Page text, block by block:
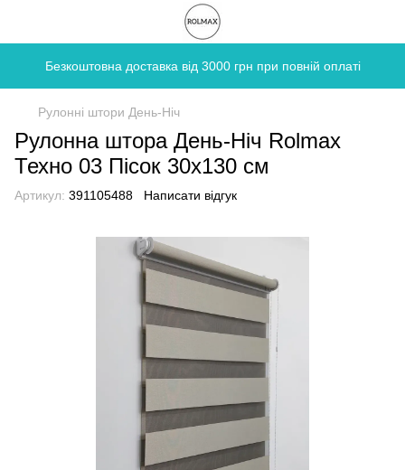
Безкоштовна доставка від 3000 грн при повній оплаті
Рулонні штори День-Ніч
Рулонна штора День-Ніч Rolmax
Техно 03 Пісок 30х130 см
Артикул: 391105488 Написати відгук